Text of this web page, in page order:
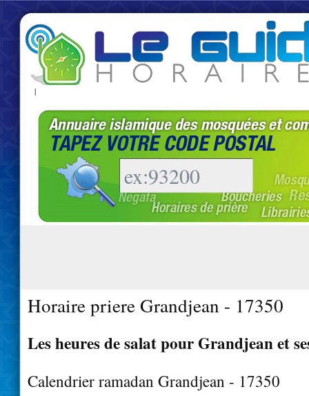
|
Horaire priere Grandjean - 17350
Les heures de salat pour Grandjean et
Calendrier ramadan Grandjean - 17350